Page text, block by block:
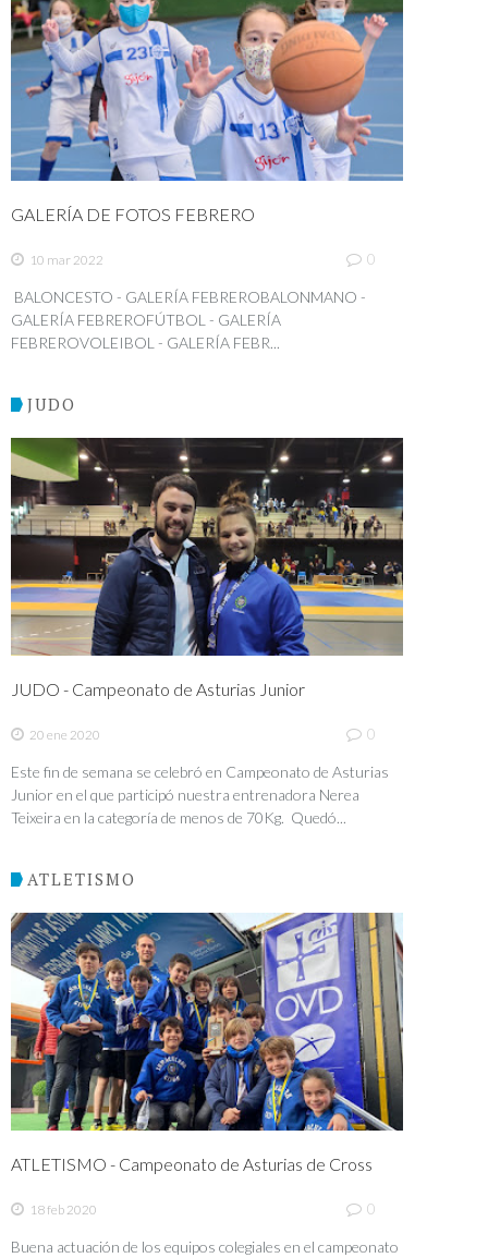
GALERÍA DE FOTOS FEBRERO
10 mar 2022 0
BALONCESTO - GALERÍA FEBREROBALONMANO -
GALERÍA FEBREROFÚTBOL - GALERÍA
FEBREROVOLEIBOL - GALERÍA FEBR...
JUDO
JUDO - Campeonato de Asturias Junior
20 ene 2020 0
Este fin de semana se celebró en Campeonato de Asturias
Junior en el que participó nuestra entrenadora Nerea
Teixeira en la categoría de menos de 70Kg. Quedó...
ATLETISMO
ATLETISMO - Campeonato de Asturias de Cross
18 feb 2020 0
Buena actuación de los equipos colegiales en el campeonato